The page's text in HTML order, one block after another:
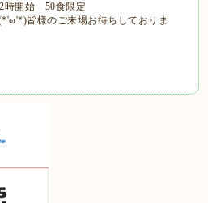
時開始 50食限定
皆様のご来場お待ちしておりま